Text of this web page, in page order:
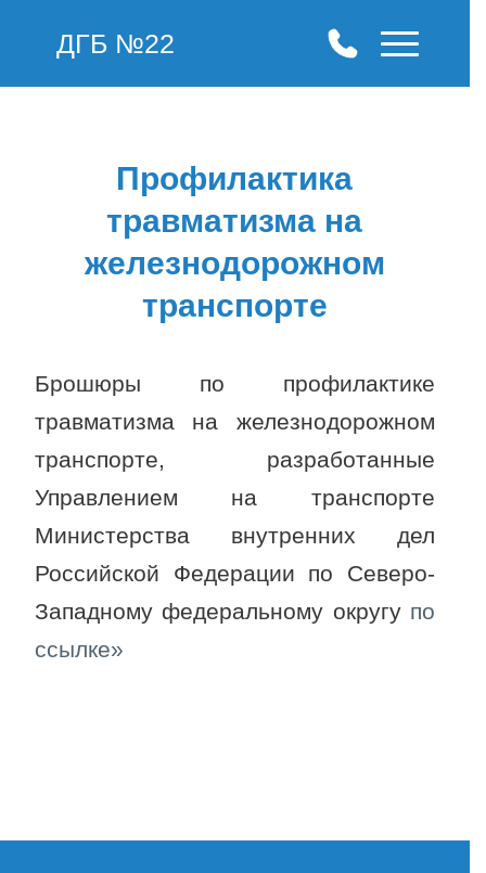
ДГБ №22
Профилактика
травматизма на
железнодорожном
транспорте
Брошюры по профилактике
травматизма на железнодорожном
транспорте, разработанные
Управлением на транспорте
Министерства внутренних дел
Российской Федерации по Северо-
Западному федеральному округу по
ссылке»